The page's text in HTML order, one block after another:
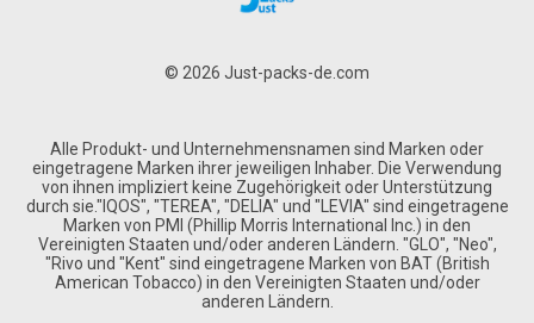
© 2026 Just-packs-de.com
Alle Produkt- und Unternehmensnamen sind Marken oder
eingetragene Marken ihrer jeweiligen Inhaber. Die Verwendung
von ihnen impliziert keine Zugehörigkeit oder Unterstützung
durch sie."IQOS", "TEREA", "DELIA" und "LEVIA" sind eingetragene
Marken von PMI (Phillip Morris International Inc.) in den
Vereinigten Staaten und/oder anderen Ländern. "GLO", "Neo",
"Rivo und "Kent" sind eingetragene Marken von BAT (British
American Tobacco) in den Vereinigten Staaten und/oder
anderen Ländern.